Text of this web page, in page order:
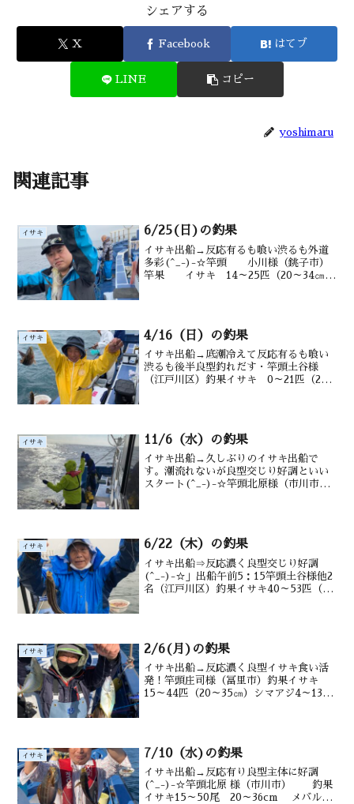
シェアする
X Facebook はてブ
LINE コピー
yoshimaru
関連記事
イサキ 6/25(日)の釣果
イサキ出船→反応有るも喰い渋るも外道
多彩(^_-)-☆竿頭 小川様（銚子市）
竿果 イサキ 14～25匹（20～34㎝）
イサキ 4/16（日）の釣果
イサキ出船→底潮冷えて反応有るも喰い
渋るも後半良型釣れだす・竿頭土谷様
（江戸川区）釣果イサキ 0～21匹（20
イサキ 11/6（水）の釣果
イサキ出船→久しぶりのイサキ出船で
す。潮流れないが良型交じり好調といい
スタート(^_-)-☆竿頭北原様（市川市）
イサキ 6/22（木）の釣果
イサキ出船⇒反応濃く良型交じり好調
(^_-)-☆」出船午前5：15竿頭土谷様他2
名（江戸川区）釣果イサキ40～53匹（20
イサキ 2/6(月)の釣果
イサキ出船→反応濃く良型イサキ食い活
発！竿頭庄司様（冨里市）釣果イサキ
15～44匹（20～35㎝）シマアジ4～13
イサキ 7/10（水)の釣果
イサキ出船→反応有り良型主体に好調
(^_-)-☆竿頭北原 様（市川市） 釣果
イサキ15～50尾 20～36cm メバル